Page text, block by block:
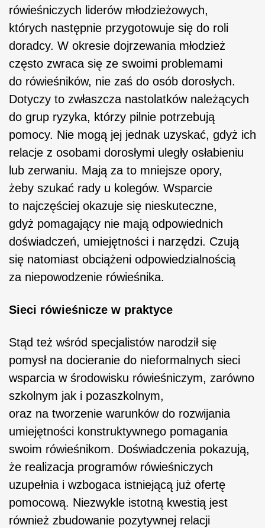
rówieśniczych liderów młodzieżowych,
których następnie przygotowuje się do roli
doradcy. W okresie dojrzewania młodzież
często zwraca się ze swoimi problemami
do rówieśników, nie zaś do osób dorosłych.
Dotyczy to zwłaszcza nastolatków należących
do grup ryzyka, którzy pilnie potrzebują
pomocy. Nie mogą jej jednak uzyskać, gdyż ich
relacje z osobami dorosłymi uległy osłabieniu
lub zerwaniu. Mają za to mniejsze opory,
żeby szukać rady u kolegów. Wsparcie
to najczęściej okazuje się nieskuteczne,
gdyż pomagający nie mają odpowiednich
doświadczeń, umiejętności i narzędzi. Czują
się natomiast obciążeni odpowiedzialnością
za niepowodzenie rówieśnika.
Sieci rówieśnicze w praktyce
Stąd też wśród specjalistów narodził się
pomysł na docieranie do nieformalnych sieci
wsparcia w środowisku rówieśniczym, zarówno
szkolnym jak i pozaszkolnym,
oraz na tworzenie warunków do rozwijania
umiejętności konstruktywnego pomagania
swoim rówieśnikom. Doświadczenia pokazują,
że realizacja programów rówieśniczych
uzupełnia i wzbogaca istniejącą już ofertę
pomocową. Niezwykle istotną kwestią jest
również zbudowanie pozytywnej relacji